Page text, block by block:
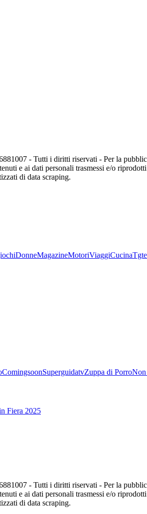
- Tutti i diritti riservati - Per la
e ai dati personali trasmessi e/o
di data scraping.
DonneMagazineMotoriViaggiCucina
ComingsoonSuperguidatvZuppa di PorroNon
Fiera 2025
- Tutti i diritti riservati - Per la
e ai dati personali trasmessi e/o
di data scraping.